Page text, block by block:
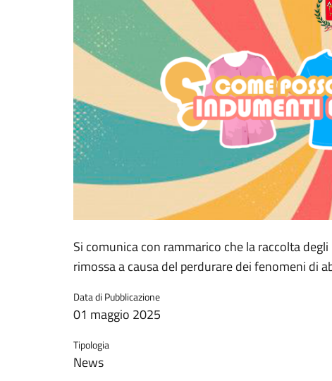
Si comunica con rammarico che la raccolta
rimossa a causa del perdurare dei fenomeni di
Data di Pubblicazione
01 maggio 2025
Tipologia
News